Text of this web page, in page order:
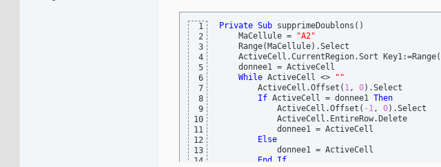
1
2
3
4
5
6
7
8
9
10
11
12
13
14
Private Sub supprimeDoublons ( )
    MaCellule =
"A2"
    Range
( MaCellule) .Select
    ActiveCell.CurrentRegion.Sort Key1:=Range
(
    donnee1 = ActiveCell
While ActiveCell <>
""
        ActiveCell.Offset
( 1, 0) .Select
If ActiveCell = donnee1 Then
            ActiveCell.Offset
( -1, 0) .Select
            ActiveCell.EntireRow.Delete
            donnee1 = ActiveCell
Else
            donnee1 = ActiveCell
End If